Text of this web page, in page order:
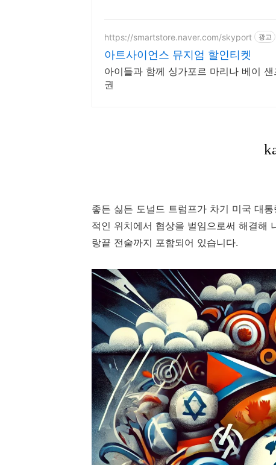
https://smartstore.naver.com/skyport 광고
아트사이언스 뮤지엄 할인티켓
아이들과 함께 싱가포르 마리나 베이
권
좋든 싫든 도널드 트럼프가 차기 미국 대
적인 위치에서 협상을 벌임으로써 해결해
랑끝 전술까지 포함되어 있습니다.